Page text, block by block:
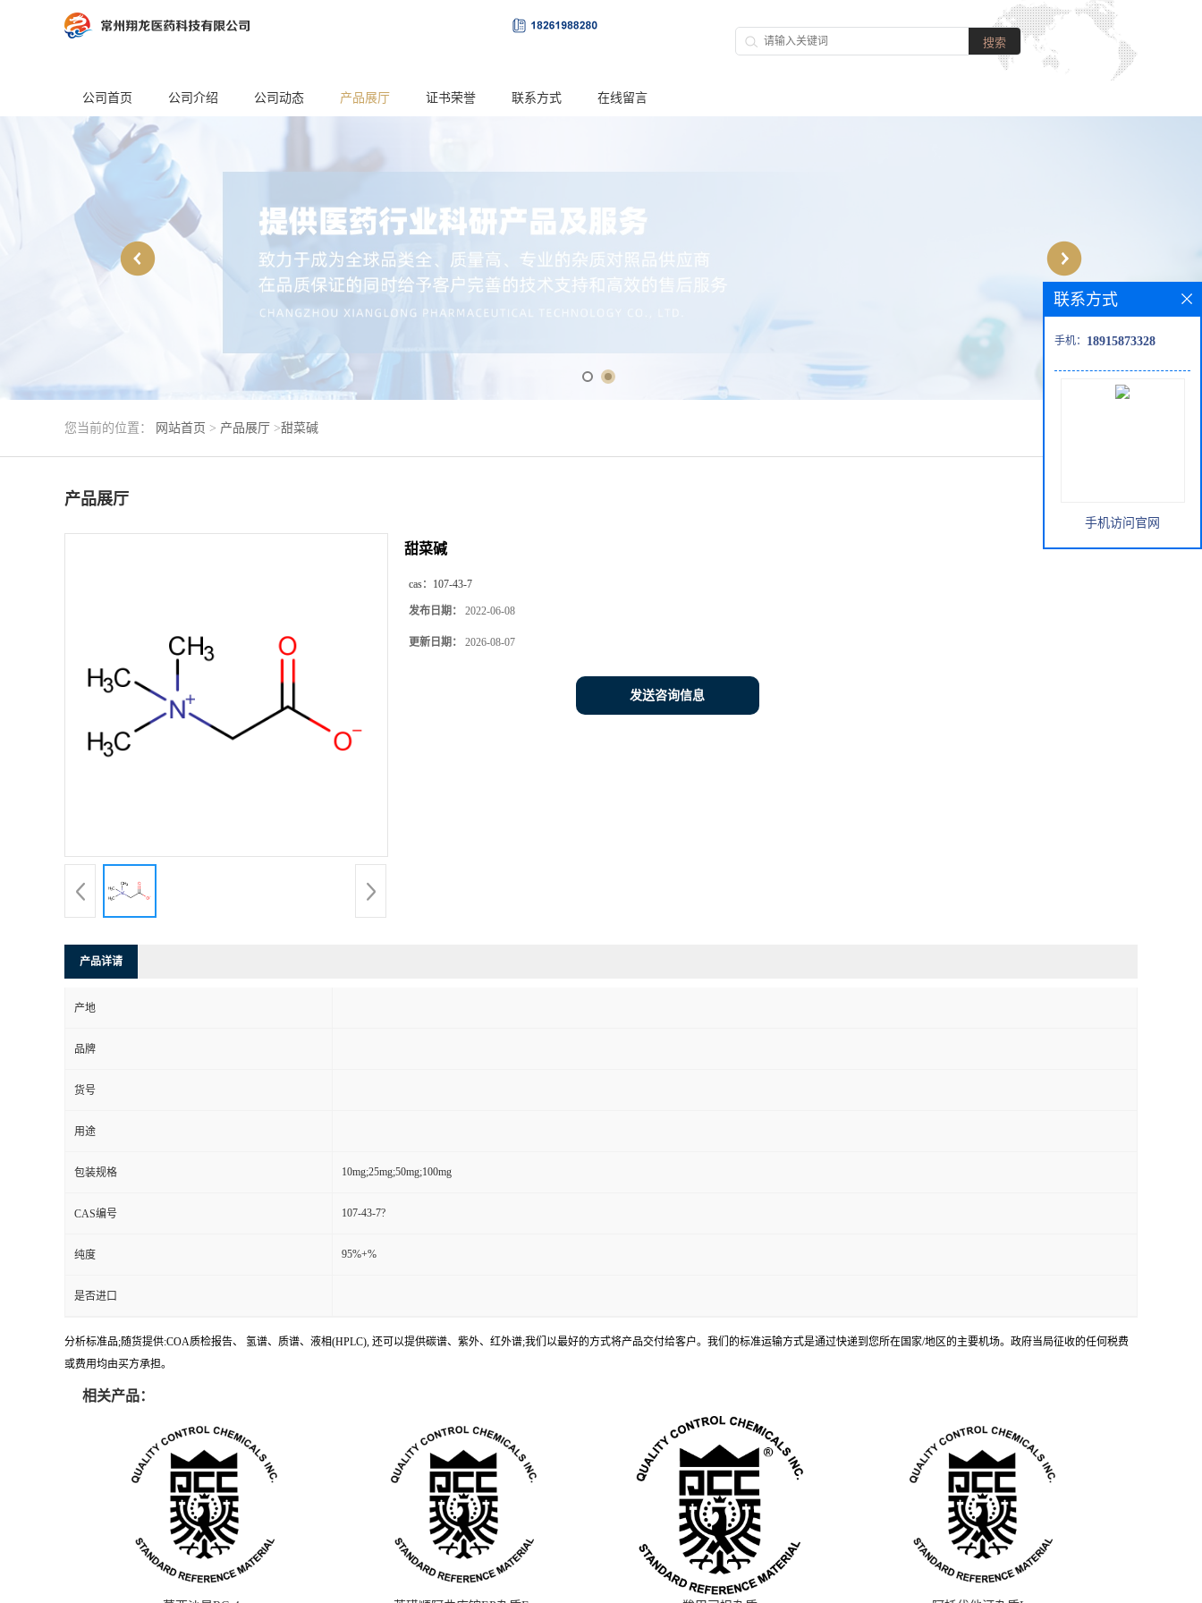
公司首页 公司介绍 公司动态 产品展厅 证书荣誉 联系方式 在线留言
您当前的位置： 网站首页 > 产品展厅 >甜菜碱
产品展厅
甜菜碱
cas： 107-43-7
发布日期： 2022-06-08
更新日期： 2026-08-07
发送咨询信息
产品详请
产地
品牌
货号
用途
包装规格 10mg;25mg;50mg;100mg
CAS编号 107-43-7?
纯度 95%+%
是否进口
分析标准品;随货提供:COA质检报告、 氢谱、质谱、液相(HPLC), 还可以提供碳谱、紫外、红外谱;我们以最好的方式将产品交付给客户。我们的标准运输方式是通过快递到您所在国家/地区的主要机场。政府当局征收的任何税费
或费用均由买方承担。
相关产品：
联系方式
手机： 18915873328
手机访问官网